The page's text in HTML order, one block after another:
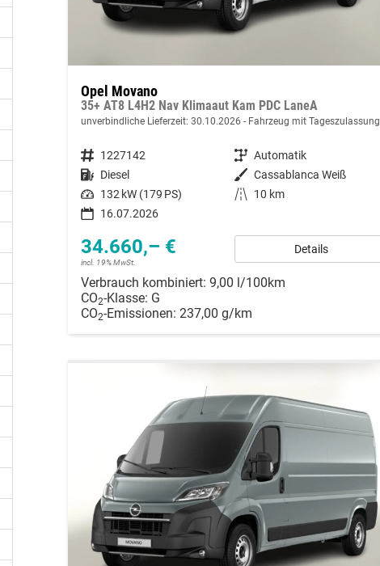
Opel Movano
35+ AT8 L4H2 Nav Klimaaut Kam PDC LaneA
unverbindliche Lieferzeit: 30.10.2026 Fahrzeug mit Tageszulassung
Fahrzeugnummer 1227142 Getriebe Automatik
Kraftstoff Diesel Außenfarbe Cassablanca Weiß
Leistung 132 kW (179 PS) Kilometerstand
10 km
16.07.2026
34.660,– €
incl. 19% MwSt.
Details
Verbrauch kombiniert: 9,00 l/100km
CO2-Klasse: G
CO2-Emissionen: 237,00 g/km